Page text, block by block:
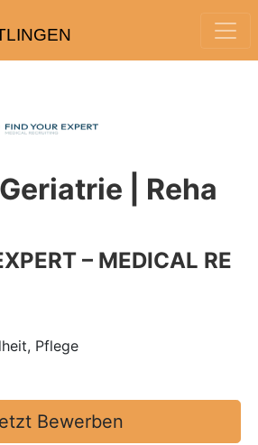
| Reha
– MEDICAL RE
Pflege
Bewerben